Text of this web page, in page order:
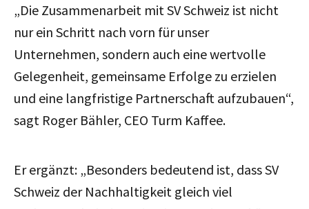
„Die Zusammenarbeit mit SV Schweiz ist nicht
nur ein Schritt nach vorn für unser
Unternehmen, sondern auch eine wertvolle
Gelegenheit, gemeinsame Erfolge zu erzielen
und eine langfristige Partnerschaft aufzubauen“,
sagt Roger Bähler, CEO Turm Kaffee.
Er ergänzt: „Besonders bedeutend ist, dass SV
Schweiz der Nachhaltigkeit gleich viel